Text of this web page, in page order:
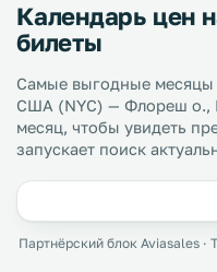
Календарь цен
билеты
Самые выгодные месяцы
США (NYC) — Флореш о.,
месяц, чтобы увидеть
запускает поиск
Партнёрский блок Aviasales ·